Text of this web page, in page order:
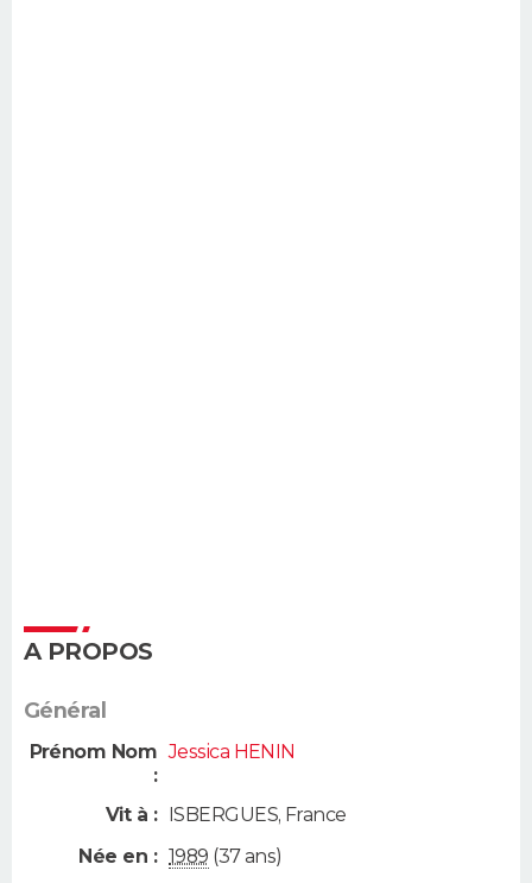
A PROPOS
Général
Prénom Nom
:
Jessica HENIN
Vit à : ISBERGUES, France
Née en : 1989 (37 ans)